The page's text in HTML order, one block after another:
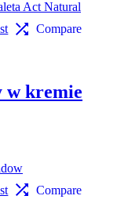
Compare
w kremie
Compare